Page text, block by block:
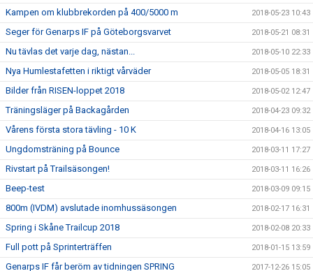
Kampen om klubbrekorden på 400/5000 m 2018-05-23 10:43
Seger för Genarps IF på Göteborgsvarvet 2018-05-21 08:31
Nu tävlas det varje dag, nästan... 2018-05-10 22:33
Nya Humlestafetten i riktigt vårväder 2018-05-05 18:31
Bilder från RISEN-loppet 2018 2018-05-02 12:47
Träningsläger på Backagården 2018-04-23 09:32
Vårens första stora tävling - 10 K 2018-04-16 13:05
Ungdomsträning på Bounce 2018-03-11 17:27
Rivstart på Trailsäsongen! 2018-03-11 16:26
Beep-test 2018-03-09 09:15
800m (IVDM) avslutade inomhussäsongen 2018-02-17 16:31
Spring i Skåne Trailcup 2018 2018-02-08 20:33
Full pott på Sprinterträffen 2018-01-15 13:59
Genarps IF får beröm av tidningen SPRING 2017-12-26 15:05